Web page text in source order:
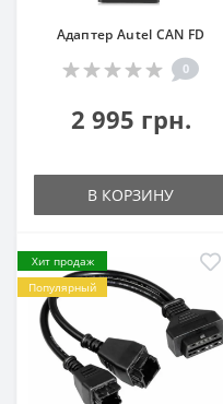
Адаптер Autel CAN FD
0
2 995 грн.
В КОРЗИНУ
Хит продаж
Популярный